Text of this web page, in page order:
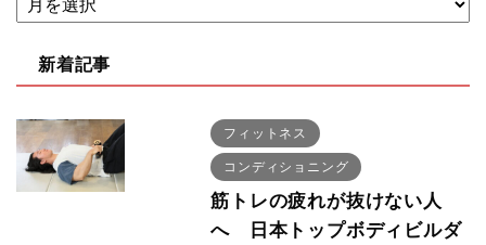
新着記事
フィットネス
コンディショニング
筋トレの疲れが抜けない人
へ 日本トップボディビルダ